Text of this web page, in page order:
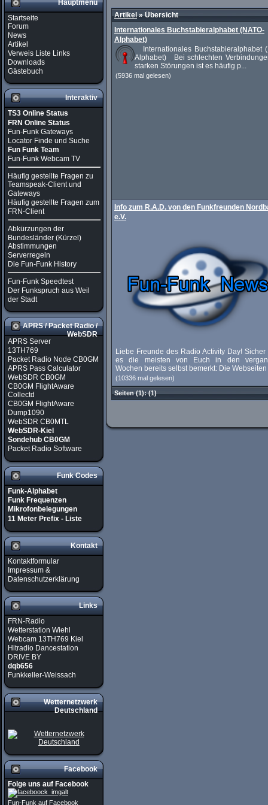
Hauptmenü
Startseite
Forum
News
Artikel
Verweis Liste Links
Downloads
Gästebuch
Interaktiv
TS3 Online Status
FRN Online Status
Fun-Funk Gateways
Locator Finde und Suche
Fun Funk Team
Fun-Funk Webcam TV
Häufig gestellte Fragen zu
Teamspeak-Client und
Gateways
Häufig gestellte Fragen zum
FRN-Client
Abkürzungen der
Bundesländer (Kürzel)
Abstimmungen
Serverregeln
Die Fun-Funk History
Fun-Funk Speedtest
Der Funkspruch aus Weil
der Stadt
APRS / Packet Radio /
WebSDR
APRS Server
13TH769
Packet Radio Node CB0GM
APRS Pass Calculator
WebSDR CB0GM
CB0GM FlightAware
Collectd
CB0GM FlightAware
Dump1090
WebSDR CB0MTL
WebSDR-Kiel
Sondehub CB0GM
Packet Radio Software
Funk Codes
Funk-Alphabet
Funk Frequenzen
Mikrofonbelegungen
11 Meter Prefix - Liste
Kontakt
Kontaktformular
Impressum &
Datenschutzerklärung
Links
FRN-Radio
Wetterstation Wiehl
Webcam 13TH769 Kiel
Hitradio Dancestation
DRIVE BY
dqb656
Funkkeller-Weissach
Wetternetzwerk
Deutschland
Facebook
Folge uns auf Facebook
Fun-Funk auf Facebook
Artikel»Übersicht
Internationales Buchstabieralphabet (NATO-
Alphabet)
Internationales Buchstabieralphabet
Alphabet) Bei schlechten
starken Störungen ist es häufig p...
(5936 mal gelesen)
Info zum R.A.D. von den Funkfreunden
e.V.
Liebe Freunde des Radio Activity Day! Sicher
es die meisten von Euch in den
Wochen bereits selbst bemerkt: Die Webseiten
(10336 mal gelesen)
Seiten(1):(1)